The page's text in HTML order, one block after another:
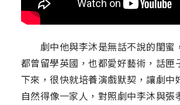
劇中他與李沐是無話不說的閨蜜
都曾留學英國，也都愛好藝術，話匣
下來，很快就培養演戲默契，讓劇中
自然得像一家人，對照劇中李沐與張